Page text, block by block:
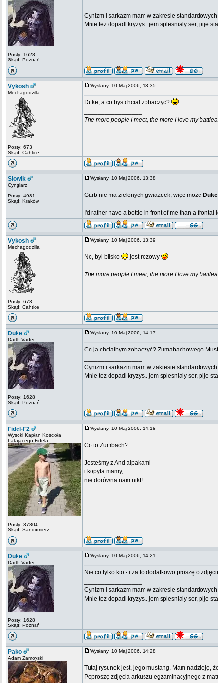
Posty: 1628
Skąd: Poznań
Cynizm i sarkazm mam w zakresie
Mnie tez dopadl kryzys.. jem splesnialy ser, pije
Vykosh
Mechagodzilla
Posty: 673
Skąd: Cahtice
Wysłany: 10 Maj 2006, 13:35
Duke, a co bys chcial zobaczyc?
The more people I meet, the more I love my
Słowik
Cynglarz
Posty: 4931
Skąd: Kraków
Wysłany: 10 Maj 2006, 13:38
Garb nie ma zielonych gwiazdek, więc może
I'd rather have a bottle in front of me than a frontal
Vykosh
Mechagodzilla
Posty: 673
Skąd: Cahtice
Wysłany: 10 Maj 2006, 13:39
No, byl blisko
jest rozowy
The more people I meet, the more I love my
Duke
Darth Vader
Posty: 1628
Skąd: Poznań
Wysłany: 10 Maj 2006, 14:17
Co ja chciałbym zobaczyć? Zumabachowego
Cynizm i sarkazm mam w zakresie
Mnie tez dopadl kryzys.. jem splesnialy ser, pije
Fidel-F2
Wysoki Kapłan Kościoła
Latającego Fidela
Posty: 37804
Skąd: Sandomierz
Wysłany: 10 Maj 2006, 14:18
Co to Zumbach?
Jesteśmy z And alpakami
i kopyta mamy,
nie dorówna nam nikt!
Duke
Darth Vader
Posty: 1628
Skąd: Poznań
Wysłany: 10 Maj 2006, 14:21
Nie co tylko kto - i za to dodatkowo proszę o
Cynizm i sarkazm mam w zakresie
Mnie tez dopadl kryzys.. jem splesnialy ser, pije
Pako
Adam Zamoyski
Wysłany: 10 Maj 2006, 14:28
Tutaj rysunek jest, jego mustang. Mam nadzieję,
Poproszę zdjęcia arkuszu egzaminacyjnego z